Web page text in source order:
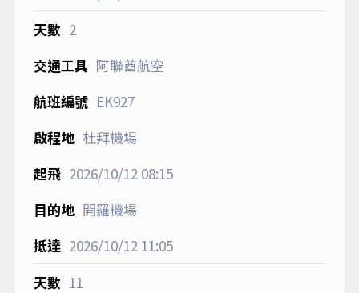
2
阿聯酋航空
EK927
杜拜機場
2026/10/1208:15
開羅機場
2026/10/1211:05
11